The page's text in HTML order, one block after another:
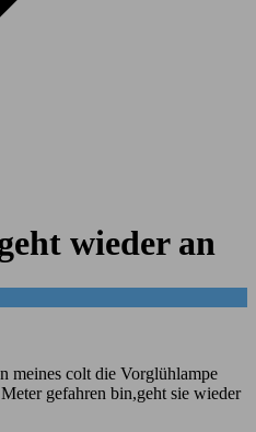
wieder an
meines colt die Vorglühlampe
gefahren bin,geht sie wieder